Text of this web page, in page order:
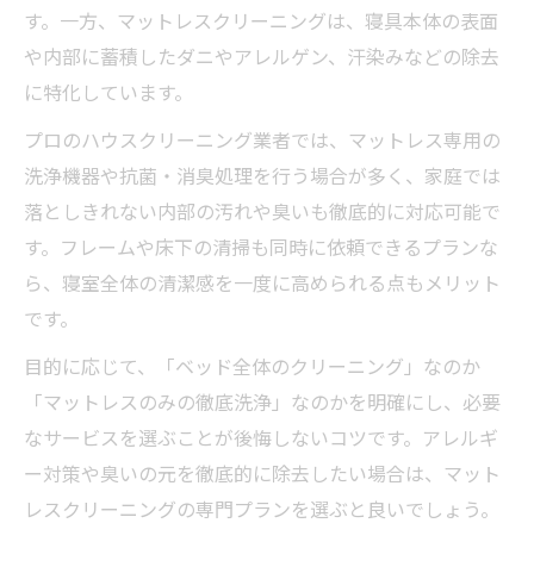
す。一方、マットレスクリーニングは、寝具本体の表面
や内部に蓄積したダニやアレルゲン、汗染みなどの除去
に特化しています。
プロのハウスクリーニング業者では、マットレス専用の
洗浄機器や抗菌・消臭処理を行う場合が多く、家庭では
落としきれない内部の汚れや臭いも徹底的に対応可能で
す。フレームや床下の清掃も同時に依頼できるプランな
ら、寝室全体の清潔感を一度に高められる点もメリット
です。
目的に応じて、「ベッド全体のクリーニング」なのか
「マットレスのみの徹底洗浄」なのかを明確にし、必要
なサービスを選ぶことが後悔しないコツです。アレルギ
ー対策や臭いの元を徹底的に除去したい場合は、マット
レスクリーニングの専門プランを選ぶと良いでしょう。